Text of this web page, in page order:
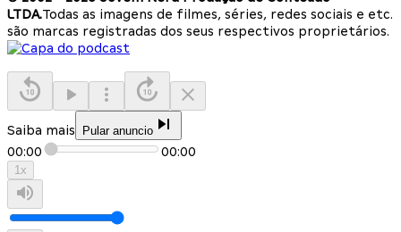
LTDA.Todas as imagens de filmes, séries, redes sociais e etc.
são marcas registradas dos seus respectivos proprietários.
Saiba mais Pular anuncio
00:00 00:00
1x